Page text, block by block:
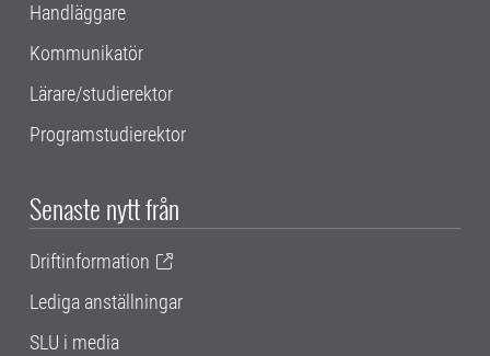
Handläggare
Kommunikatör
Lärare/studierektor
Programstudierektor
Senaste nytt från
Driftinformation
Lediga anställningar
SLU i media